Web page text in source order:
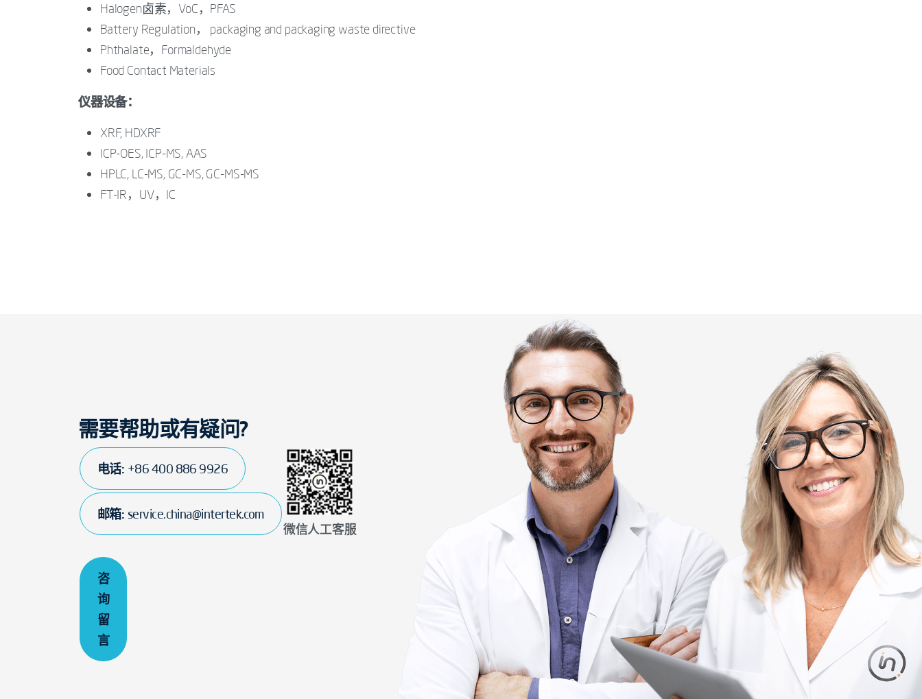
Halogen卤素，VoC，PFAS
Battery Regulation， packaging and packaging waste directive
Phthalate，Formaldehyde
Food Contact Materials
仪器设备：
XRF, HDXRF
ICP-OES, ICP-MS, AAS
HPLC, LC-MS, GC-MS, GC-MS-MS
FT-IR，UV，IC
需要帮助或有疑问?
电话: +86 400 886 9926
邮箱: service.china@intertek.com
微信人工客服
咨
询
留
言